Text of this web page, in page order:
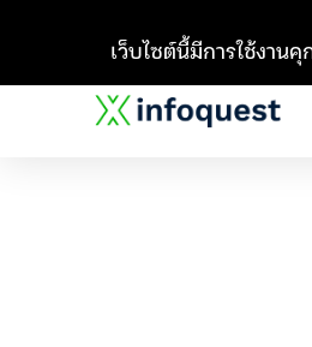
เว็บไซต์นี้มีการใช้งาน